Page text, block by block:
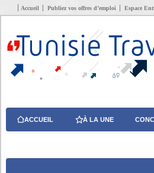
Accueil Publiez vos offres d’emploi Espace
ACCUEIL À LA UNE